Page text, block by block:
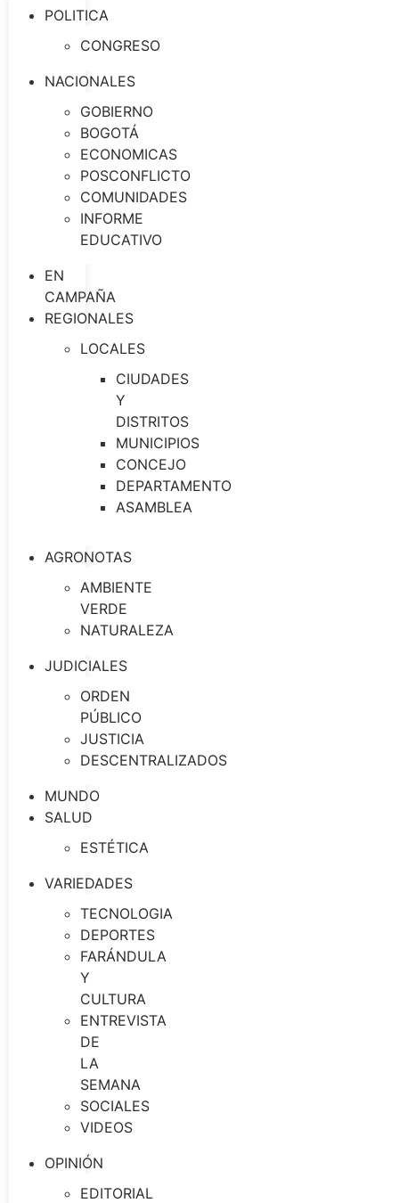
POLITICA
CONGRESO
NACIONALES
GOBIERNO
BOGOTÁ
ECONOMICAS
POSCONFLICTO
COMUNIDADES
INFORME
EDUCATIVO
EN
CAMPAÑA
REGIONALES
LOCALES
CIUDADES
Y
DISTRITOS
MUNICIPIOS
CONCEJO
DEPARTAMENTO
ASAMBLEA
AGRONOTAS
AMBIENTE
VERDE
NATURALEZA
JUDICIALES
ORDEN
PÚBLICO
JUSTICIA
DESCENTRALIZADOS
MUNDO
SALUD
ESTÉTICA
VARIEDADES
TECNOLOGIA
DEPORTES
FARÁNDULA
Y
CULTURA
ENTREVISTA
DE
LA
SEMANA
SOCIALES
VIDEOS
OPINIÓN
EDITORIAL